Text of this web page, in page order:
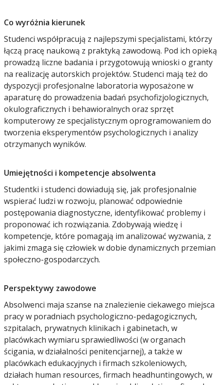
Co wyróżnia kierunek
Studenci współpracują z najlepszymi specjalistami, którzy
łączą pracę naukową z praktyką zawodową. Pod ich opieką
prowadzą liczne badania i przygotowują wnioski o granty
na realizację autorskich projektów. Studenci mają też do
dyspozycji profesjonalne laboratoria wyposażone w
aparaturę do prowadzenia badań psychofizjologicznych,
okulograficznych i behawioralnych oraz sprzęt
komputerowy ze specjalistycznym oprogramowaniem do
tworzenia eksperymentów psychologicznych i analizy
otrzymanych wyników.
Umiejętności i kompetencje absolwenta
Studentki i studenci dowiadują się, jak profesjonalnie
wspierać ludzi w rozwoju, planować odpowiednie
postępowania diagnostyczne, identyfikować problemy i
proponować ich rozwiązania. Zdobywają wiedzę i
kompetencje, które pomagają im analizować wyzwania, z
jakimi zmaga się człowiek w dobie dynamicznych przemian
społeczno-gospodarczych.
Perspektywy zawodowe
Absolwenci maja szanse na znalezienie ciekawego miejsca
pracy w poradniach psychologiczno-pedagogicznych,
szpitalach, prywatnych klinikach i gabinetach, w
placówkach wymiaru sprawiedliwości (w organach
ścigania, w działalności penitencjarnej), a także w
placówkach edukacyjnych i firmach szkoleniowych,
działach human resources, firmach headhuntingowych, w